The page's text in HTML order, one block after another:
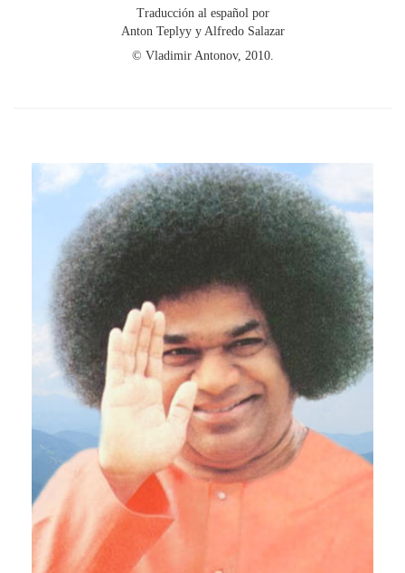
Traducción al español por
Anton Teplyy y Alfredo Salazar
© Vladimir Antonov, 2010.